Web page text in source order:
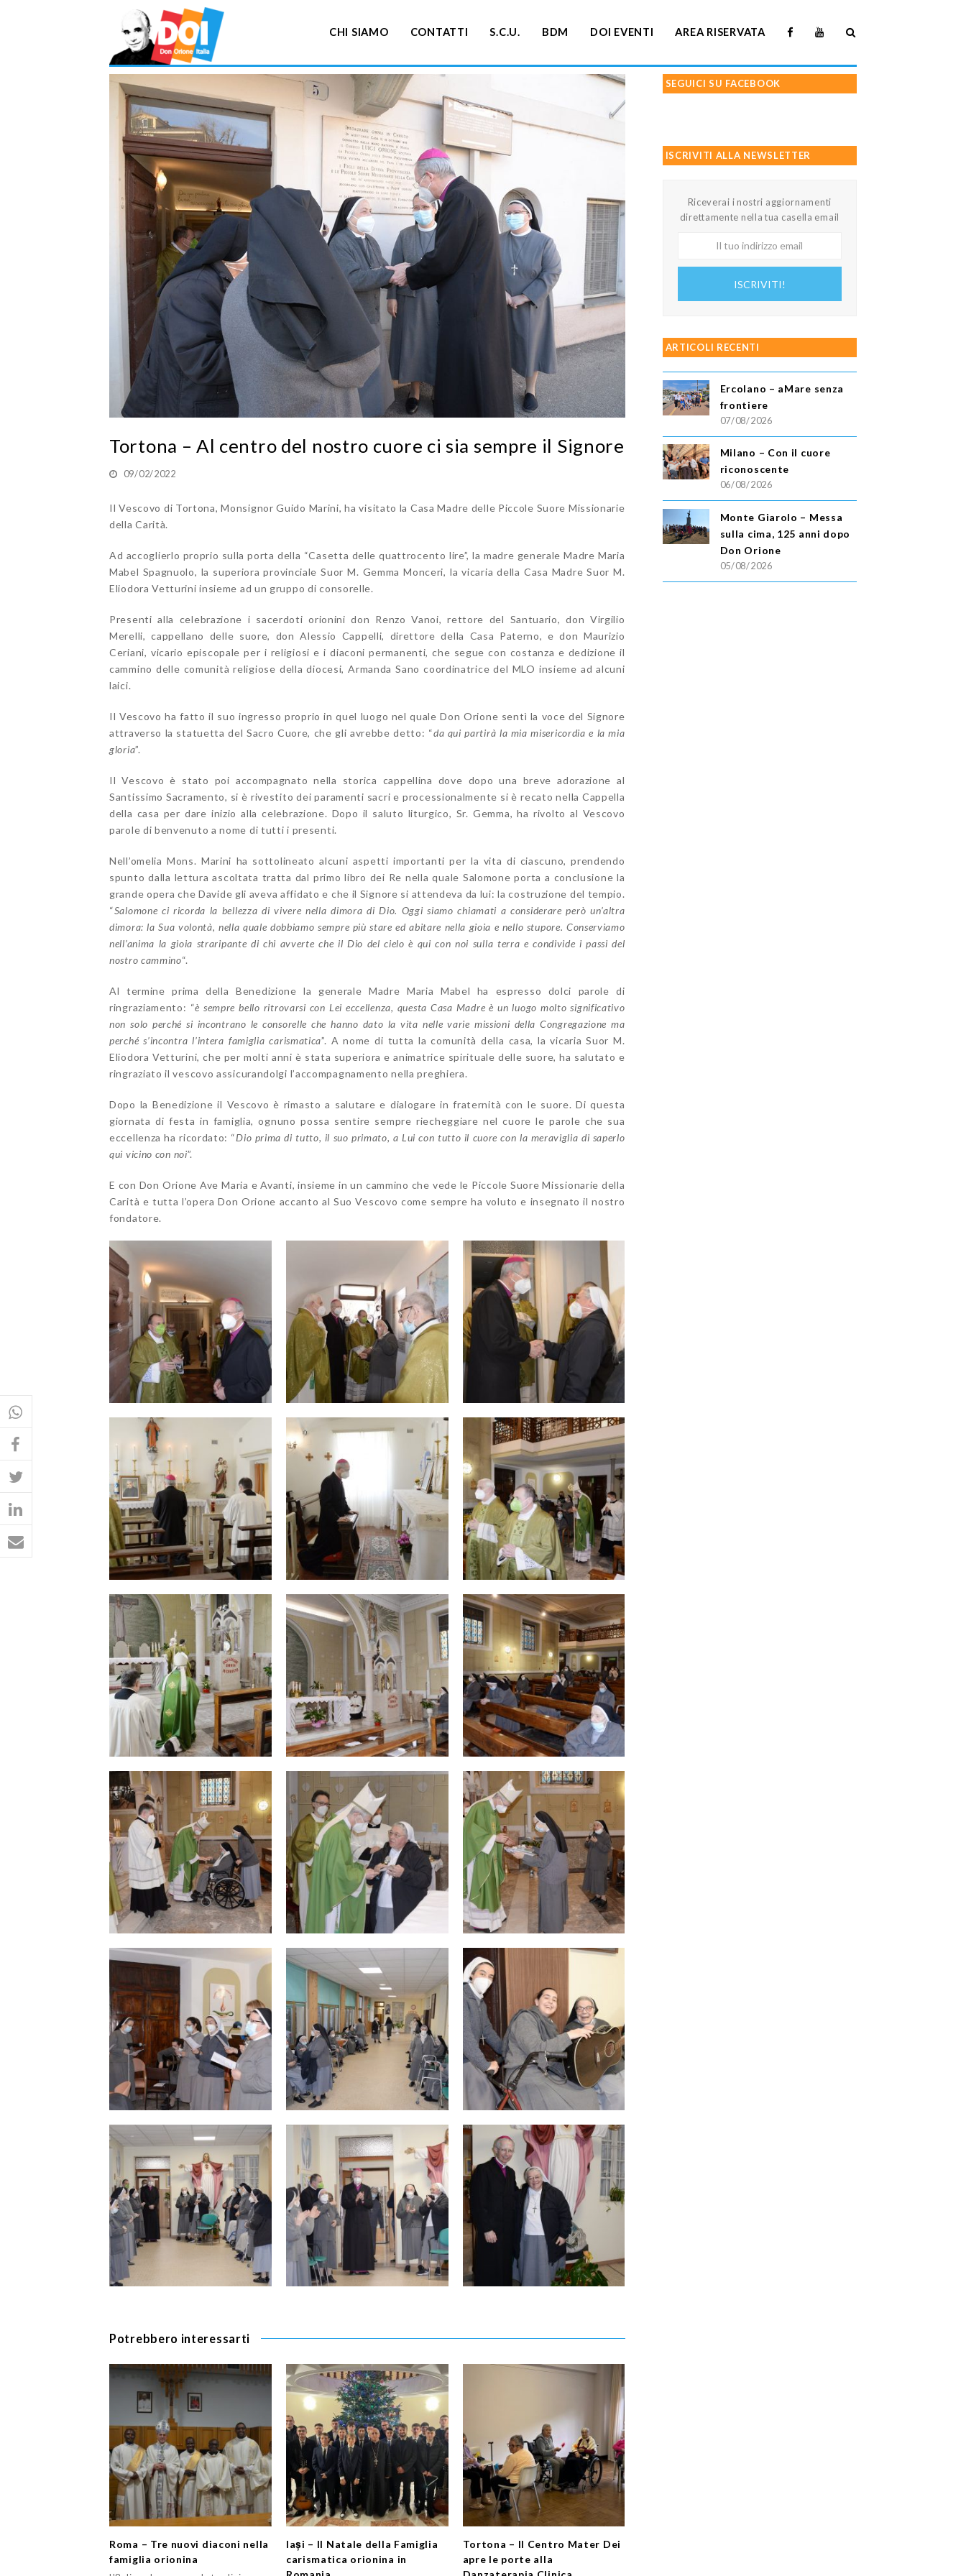
CHI SIAMO CONTATTI S.C.U. BDM DOI EVENTI AREA RISERVATA
Tortona – Al centro del nostro cuore ci sia sempre il Signore
09/02/2022
Il Vescovo di Tortona, Monsignor Guido Marini, ha visitato la Casa Madre delle Piccole Suore Missionarie
della Carità.
Ad accoglierlo proprio sulla porta della “Casetta delle quattrocento lire”, la madre generale Madre Maria
Mabel Spagnuolo, la superiora provinciale Suor M. Gemma Monceri, la vicaria della Casa Madre Suor M.
Eliodora Vetturini insieme ad un gruppo di consorelle.
Presenti alla celebrazione i sacerdoti orionini don Renzo Vanoi, rettore del Santuario, don Virgilio
Merelli, cappellano delle suore, don Alessio Cappelli, direttore della Casa Paterno, e don Maurizio
Ceriani, vicario episcopale per i religiosi e i diaconi permanenti, che segue con costanza e dedizione il
cammino delle comunità religiose della diocesi, Armanda Sano coordinatrice del MLO insieme ad alcuni
laici.
Il Vescovo ha fatto il suo ingresso proprio in quel luogo nel quale Don Orione sentì la voce del Signore
attraverso la statuetta del Sacro Cuore, che gli avrebbe detto: “da qui partirà la mia misericordia e la mia
gloria”.
Il Vescovo è stato poi accompagnato nella storica cappellina dove dopo una breve adorazione al
Santissimo Sacramento, si è rivestito dei paramenti sacri e processionalmente si è recato nella Cappella
della casa per dare inizio alla celebrazione. Dopo il saluto liturgico, Sr. Gemma, ha rivolto al Vescovo
parole di benvenuto a nome di tutti i presenti.
Nell’omelia Mons. Marini ha sottolineato alcuni aspetti importanti per la vita di ciascuno, prendendo
spunto dalla lettura ascoltata tratta dal primo libro dei Re nella quale Salomone porta a conclusione la
grande opera che Davide gli aveva affidato e che il Signore si attendeva da lui: la costruzione del tempio.
“Salomone ci ricorda la bellezza di vivere nella dimora di Dio. Oggi siamo chiamati a considerare però un’altra
dimora: la Sua volontà, nella quale dobbiamo sempre più stare ed abitare nella gioia e nello stupore. Conserviamo
nell’anima la gioia straripante di chi avverte che il Dio del cielo è qui con noi sulla terra e condivide i passi del
nostro cammino“.
Al termine prima della Benedizione la generale Madre Maria Mabel ha espresso dolci parole di
ringraziamento: “è sempre bello ritrovarsi con Lei eccellenza, questa Casa Madre è un luogo molto significativo
non solo perché si incontrano le consorelle che hanno dato la vita nelle varie missioni della Congregazione ma
perché s’incontra l’intera famiglia carismatica”. A nome di tutta la comunità della casa, la vicaria Suor M.
Eliodora Vetturini, che per molti anni è stata superiora e animatrice spirituale delle suore, ha salutato e
ringraziato il vescovo assicurandolgi l’accompagnamento nella preghiera.
Dopo la Benedizione il Vescovo è rimasto a salutare e dialogare in fraternità con le suore. Di questa
giornata di festa in famiglia, ognuno possa sentire sempre riecheggiare nel cuore le parole che sua
eccellenza ha ricordato: “Dio prima di tutto, il suo primato, a Lui con tutto il cuore con la meraviglia di saperlo
qui vicino con noi”.
E con Don Orione Ave Maria e Avanti, insieme in un cammino che vede le Piccole Suore Missionarie della
Carità e tutta l’opera Don Orione accanto al Suo Vescovo come sempre ha voluto e insegnato il nostro
fondatore.
Potrebbero interessarti
Roma – Tre nuovi diaconi nella
famiglia orionina
Iași – Il Natale della Famiglia
carismatica orionina in
Tortona – Il Centro Mater Dei
apre le porte alla
SEGUICI SU FACEBOOK
ISCRIVITI ALLA NEWSLETTER
Riceverai i nostri aggiornamenti
direttamente nella tua casella email
ISCRIVITI!
ARTICOLI RECENTI
Ercolano – aMare senza
frontiere
07/08/2026
Milano – Con il cuore
riconoscente
06/08/2026
Monte Giarolo – Messa
sulla cima, 125 anni dopo
Don Orione
05/08/2026